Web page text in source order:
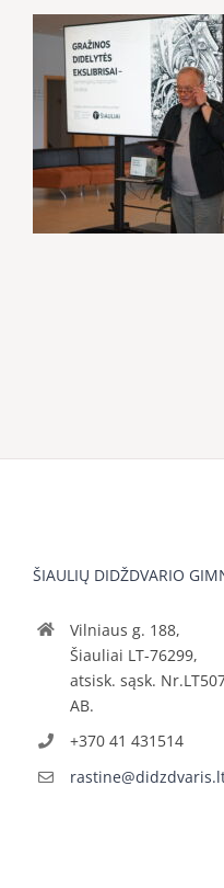
ŠIAULIŲ DIDŽDVARIO
Vilniaus g. 188,
Šiauliai LT-76299,
atsisk. sąsk.
AB.
+370 41 431514